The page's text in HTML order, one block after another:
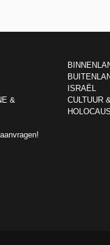
&
ISRAËL
CULTUUR